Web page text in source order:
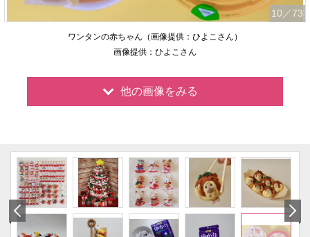
10 ／73
ワンタンの赤ちゃん（画像提供：ひよこさん）
画像提供：ひよこさん
他の画像をみる